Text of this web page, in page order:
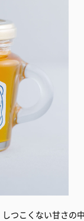
つこくない甘さの